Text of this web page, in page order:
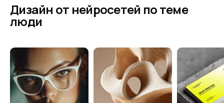
Дизайн от нейросетей по теме
люди